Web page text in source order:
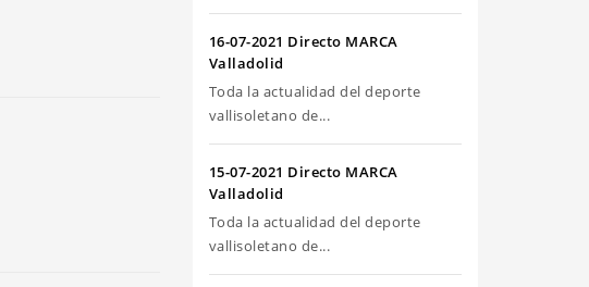
16-07-2021 Directo MARCA
Valladolid
Toda la actualidad del deporte
vallisoletano de...
15-07-2021 Directo MARCA
Valladolid
Toda la actualidad del deporte
vallisoletano de...